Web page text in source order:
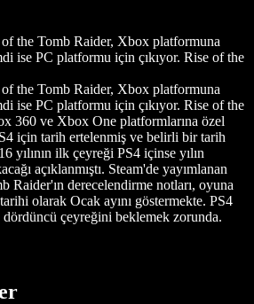
the Tomb Raider, Xbox platformuna
ise PC platformu için çıkıyor. Rise of the
the Tomb Raider, Xbox platformuna
ise PC platformu için çıkıyor. Rise of the
360 ve Xbox One platformlarına özel
için tarih ertelenmiş ve belirli bir tarih
yılının ilk çeyreği PS4 içinse yılın
açıklanmıştı. Steam'de yayımlanan
Raider'ın derecelendirme notları, oyuna
olarak Ocak ayını göstermekte. PS4
dördüncü çeyreğini beklemek zorunda.